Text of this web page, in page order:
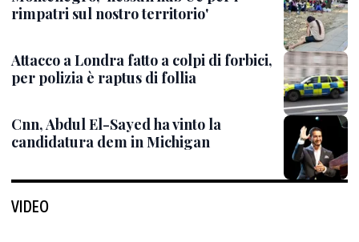
rimpatri sul nostro territorio'
Attacco a Londra fatto a colpi di forbici,
per polizia è raptus di follia
Cnn, Abdul El-Sayed ha vinto la
candidatura dem in Michigan
VIDEO